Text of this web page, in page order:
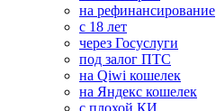
на рефинансирование
с 18 лет
через Госуслуги
под залог ПТС
на Qiwi кошелек
на Яндекс кошелек
с плохой КИ